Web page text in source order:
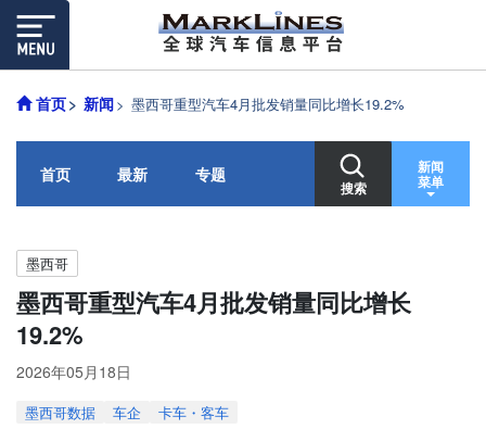
首页 新闻 墨西哥重型汽车4月批发销量同比增长19.2%
首页 最新 专题
搜索
新闻
菜单
墨西哥
墨西哥重型汽车4月批发销量同比增长
19.2%
2026年05月18日
墨西哥数据 车企 卡车・客车